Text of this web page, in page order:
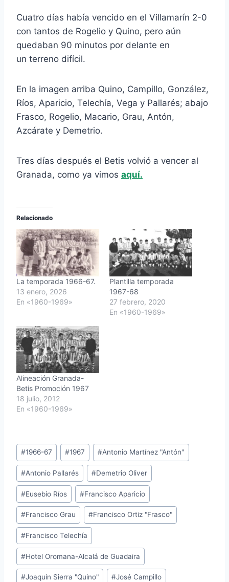
Cuatro días había vencido en el Villamarín 2-0
con tantos de Rogelio y Quino, pero aún
quedaban 90 minutos por delante en
un terreno difícil.
En la imagen arriba Quino, Campillo, González,
Ríos, Aparicio, Telechía, Vega y Pallarés; abajo
Frasco, Rogelio, Macario, Grau, Antón,
Azcárate y Demetrio.
Tres días después el Betis volvió a vencer al
Granada, como ya vimos aquí.
Relacionado
La temporada 1966-67.
13 enero, 2026
En «1960-1969»
Plantilla temporada
1967-68
27 febrero, 2020
En «1960-1969»
Alineación Granada-
Betis Promoción 1967
18 julio, 2012
En «1960-1969»
Etiquetas
de
la
entrada:
#1966-67 #1967 #Antonio Martínez "Antón"
#Antonio Pallarés #Demetrio Oliver
#Eusebio Ríos #Francisco Aparicio
#Francisco Grau #Francisco Ortiz "Frasco"
#Francisco Telechía
#Hotel Oromana-Alcalá de Guadaira
#Joaquín Sierra "Quino" #José Campillo